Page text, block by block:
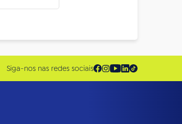
Siga-nos nas redes sociais